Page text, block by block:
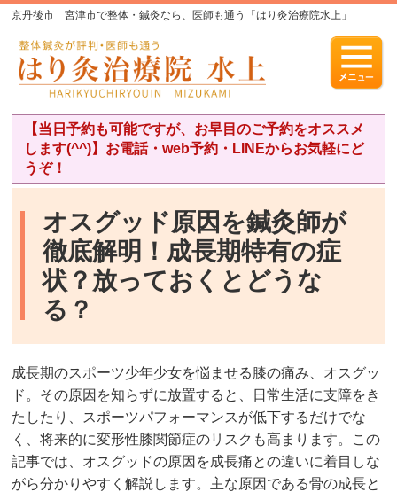
京丹後市 宮津市で整体・鍼灸なら、医師も通う「はり灸治療院水上」
【当日予約も可能ですが、お早目のご予約をオススメ
します(^^)】お電話・web予約・LINEからお気軽にど
うぞ！
オスグッド原因を鍼灸師が
徹底解明！成長期特有の症
状？放っておくとどうな
る？
成長期のスポーツ少年少女を悩ませる膝の痛み、オスグッ
ド。その原因を知らずに放置すると、日常生活に支障をき
たしたり、スポーツパフォーマンスが低下するだけでな
く、将来的に変形性膝関節症のリスクも高まります。この
記事では、オスグッドの原因を成長痛との違いに着目しな
がら分かりやすく解説します。主な原因である骨の成長と